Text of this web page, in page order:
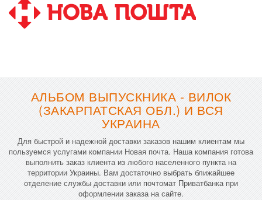
АЛЬБОМ ВЫПУСКНИКА - ВИЛОК
(ЗАКАРПАТСКАЯ ОБЛ.) И ВСЯ
УКРАИНА
Для быстрой и надежной доставки заказов нашим клиентам мы
пользуемся услугами компании Новая почта. Наша компания готова
выполнить заказ клиента из любого населенного пункта на
территории Украины. Вам достаточно выбрать ближайшее
отделение службы доставки или почтомат Приватбанка при
оформлении заказа на сайте.